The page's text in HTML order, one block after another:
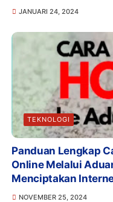
JANUARI 24, 2024
TEKNOLOGI
Panduan Lengkap
Online Melalui
Menciptakan
NOVEMBER 25, 2024